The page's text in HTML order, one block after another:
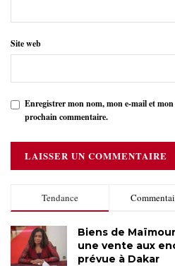
Site web
Enregistrer mon nom, mon e-mail et
prochain commentaire.
Tendance
Biens de
une vente aux
prévue à Dakar